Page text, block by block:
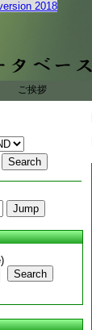
2018
ご挨拶
Search